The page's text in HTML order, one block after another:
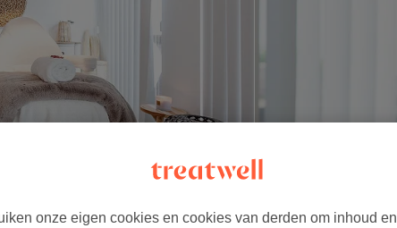
onze eigen cookies en cookies van derden om inhoud en